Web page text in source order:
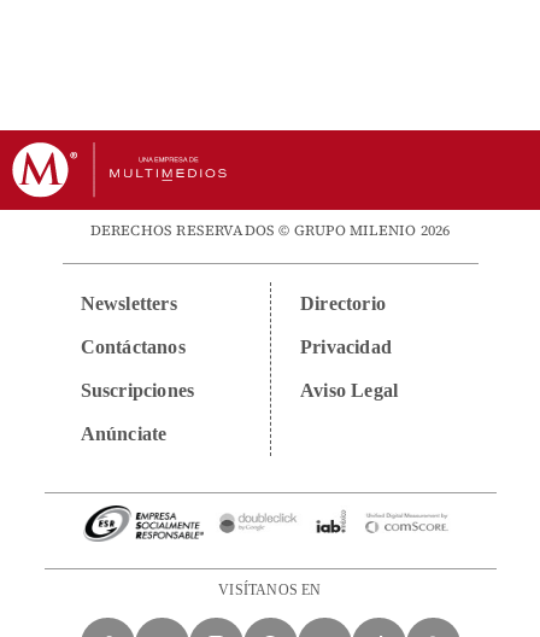
DERECHOS RESERVADOS © GRUPO MILENIO 2026
Newsletters
Contáctanos
Suscripciones
Anúnciate
Directorio
Privacidad
Aviso Legal
VISÍTANOS EN